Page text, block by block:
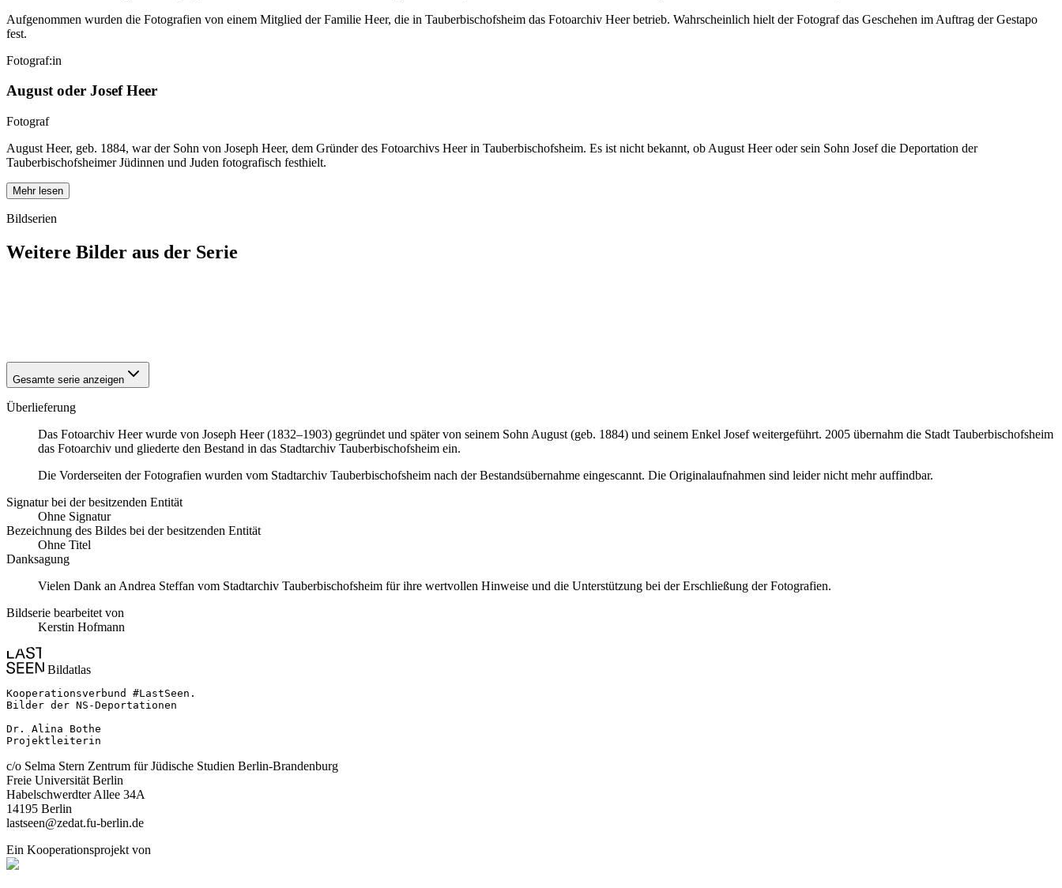
Aufgenommen wurden die Fotografien von einem Mitglied der Familie Heer, die in Tauberbischofsheim das Fotoarchiv Heer betrieb. Wahrscheinlich hielt der Fotograf das Geschehen im Auftrag der Gestapo
fest.
Fotograf:in
August oder Josef Heer
Fotograf
August Heer, geb. 1884, war der Sohn von Joseph Heer, dem Gründer des Fotoarchivs Heer in Tauberbischofsheim. Es ist nicht bekannt, ob August Heer oder sein Sohn Josef die Deportation der
Tauberbischofsheimer Jüdinnen und Juden fotografisch festhielt.
Mehr lesen
Bildserien
Weitere Bilder aus der Serie
Gesamte serie anzeigen
Überlieferung
Das Fotoarchiv Heer wurde von Joseph Heer (1832–1903) gegründet und später von seinem Sohn August (geb. 1884) und seinem Enkel Josef weitergeführt. 2005 übernahm die Stadt Tauberbischofsheim
das Fotoarchiv und gliederte den Bestand in das Stadtarchiv Tauberbischofsheim ein.
Die Vorderseiten der Fotografien wurden vom Stadtarchiv Tauberbischofsheim nach der Bestandsübernahme eingescannt. Die Originalaufnahmen sind leider nicht mehr auffindbar.
Signatur bei der besitzenden Entität
Ohne Signatur
Bezeichnung des Bildes bei der besitzenden Entität
Ohne Titel
Danksagung
Vielen Dank an Andrea Steffan vom Stadtarchiv Tauberbischofsheim für ihre wertvollen Hinweise und die Unterstützung bei der Erschließung der Fotografien.
Bildserie bearbeitet von
Kerstin Hofmann
Bildatlas
Kooperationsverbund #LastSeen.
Bilder der NS-Deportationen
Dr. Alina Bothe
Projektleiterin
c/o Selma Stern Zentrum für Jüdische Studien Berlin-Brandenburg
Freie Universität Berlin
Habelschwerdter Allee 34A
14195 Berlin
lastseen@zedat.fu-berlin.de
Ein Kooperationsprojekt von